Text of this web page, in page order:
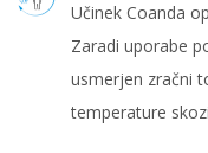
Učinek Coanda
Zaradi uporabe
usmerjen zračni
temperature